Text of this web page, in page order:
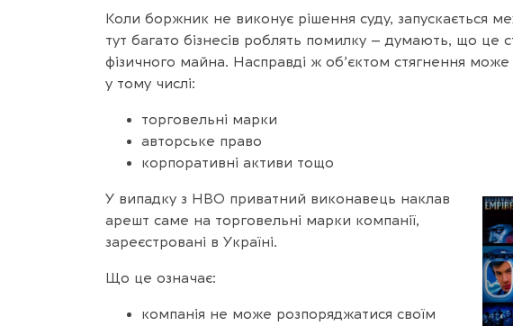
Коли боржник не виконує рішення суду, запускається
тут багато бізнесів роблять помилку – думають, що це
фізичного майна. Насправді ж об’єктом стягнення
у тому числі:
торговельні марки
авторське право
корпоративні активи тощо
У випадку з HBO приватний виконавець наклав
арешт саме на торговельні марки компанії,
зареєстровані в Україні.
Що це означає:
компанія не може розпоряджатися своїм